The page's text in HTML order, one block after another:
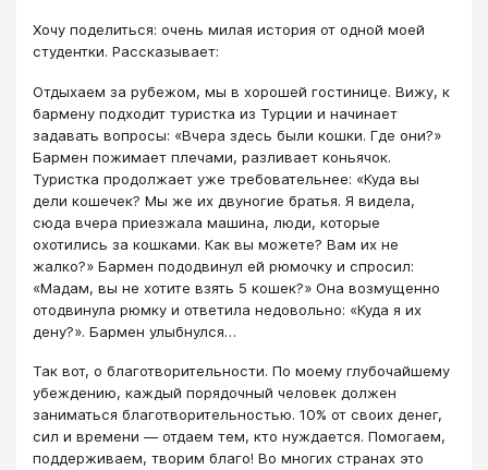
Хочу поделиться: очень милая история от одной моей
студентки. Рассказывает:
Отдыхаем за рубежом, мы в хорошей гостинице. Вижу, к
бармену подходит туристка из Турции и начинает
задавать вопросы: «Вчера здесь были кошки. Где они?»
Бармен пожимает плечами, разливает коньячок.
Туристка продолжает уже требовательнее: «Куда вы
дели кошечек? Мы же их двуногие братья. Я видела,
сюда вчера приезжала машина, люди, которые
охотились за кошками. Как вы можете? Вам их не
жалко?» Бармен пододвинул ей рюмочку и спросил:
«Мадам, вы не хотите взять 5 кошек?» Она возмущенно
отодвинула рюмку и ответила недовольно: «Куда я их
дену?». Бармен улыбнулся…
Так вот, о благотворительности. По моему глубочайшему
убеждению, каждый порядочный человек должен
заниматься благотворительностью. 10% от своих денег,
сил и времени — отдаем тем, кто нуждается. Помогаем,
поддерживаем, творим благо! Во многих странах это